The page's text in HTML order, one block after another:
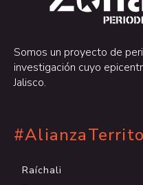
Somos un proyecto de
investigación cuyo
Jalisco.
Raíchali